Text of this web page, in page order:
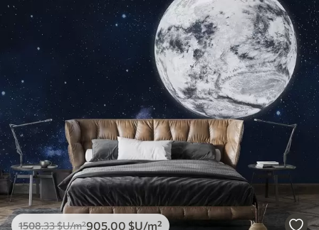
1508.33$U/m²905 .00 $U/m²